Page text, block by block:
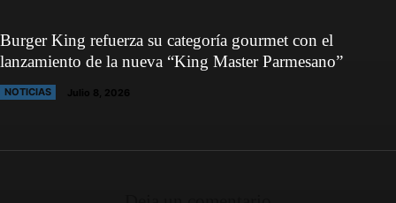
Burger King refuerza su categoría gourmet con el
lanzamiento de la nueva “King Master Parmesano”
NOTICIAS Julio 8, 2026